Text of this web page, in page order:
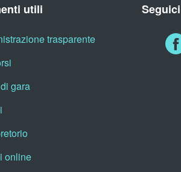
utili
trasparente
gara
online